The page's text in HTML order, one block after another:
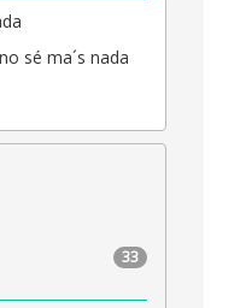
sé ma´s nada
33